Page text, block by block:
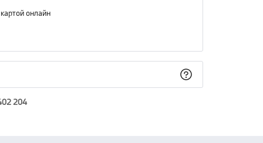
онлайн
204